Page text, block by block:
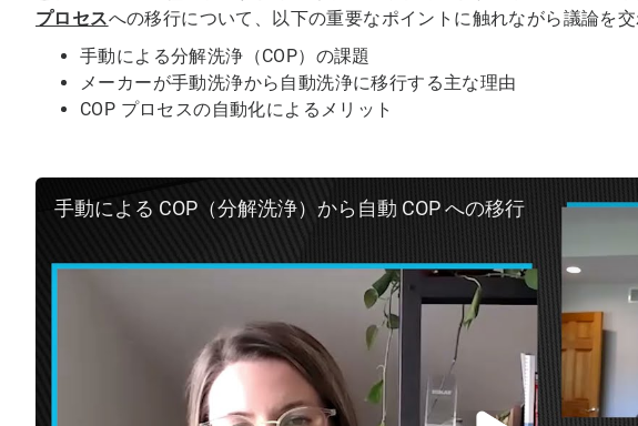
プロセスへの移行について、以下の重要なポイントに触れながら議論を交
手動による分解洗浄（COP）の課題
メーカーが手動洗浄から自動洗浄に移行する主な理由
COP プロセスの自動化によるメリット
手動による COP（分解洗浄）から自動 COP への移行